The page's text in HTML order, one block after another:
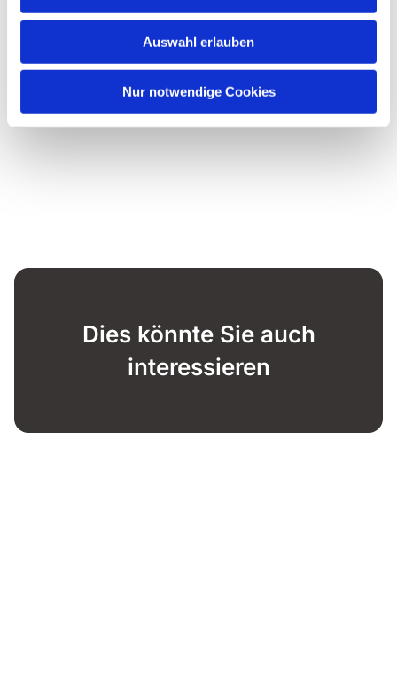
Auswahl erlauben
Nur notwendige Cookies
Dies könnte Sie auch
interessieren